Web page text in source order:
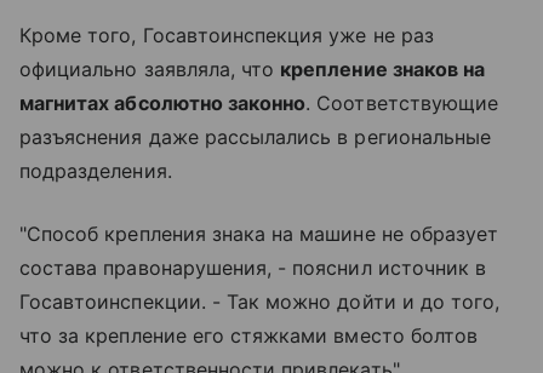
Кроме того, Госавтоинспекция уже не раз
официально заявляла, что крепление знаков на
магнитах абсолютно законно. Соответствующие
разъяснения даже рассылались в региональные
подразделения.
"Способ крепления знака на машине не образует
состава правонарушения, - пояснил источник в
Госавтоинспекции. - Так можно дойти и до того,
что за крепление его стяжками вместо болтов